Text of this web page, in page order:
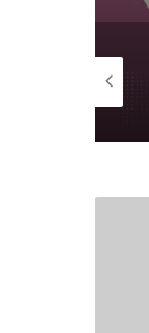
2025-10-26